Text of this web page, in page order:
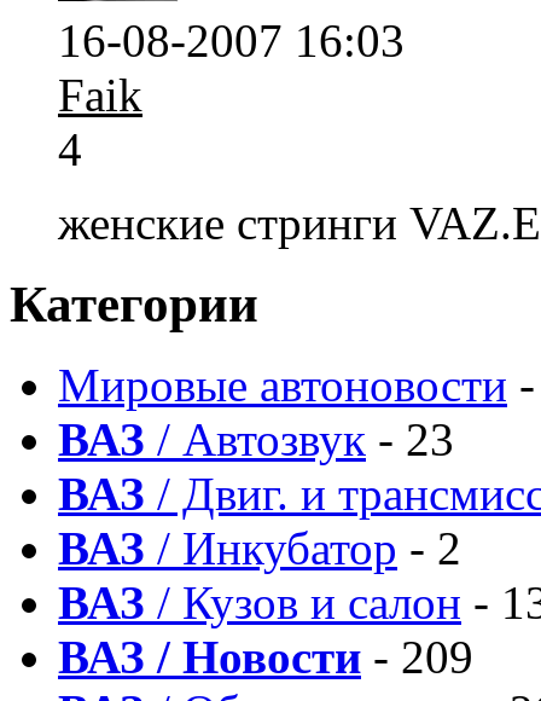
16-08-2007 16:03
Faik
4
женские стринги
Категории
Мировые автоновости
ВАЗ / Автозвук - 23
ВАЗ / Двиг. и
ВАЗ / Инкубатор - 2
ВАЗ / Кузов и салон -
ВАЗ / Новости - 209